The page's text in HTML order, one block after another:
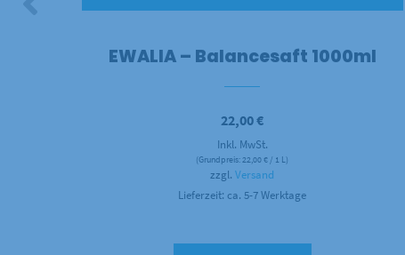
EWALIA – Balancesaft 1000ml
22,00€
Inkl. MwSt.
(Grundpreis:22,00 € / 1 L)
zzgl.Versand
Lieferzeit: ca. 5-7 Werktage